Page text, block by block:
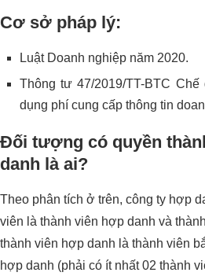
Cơ sở pháp lý:
Luật Doanh nghiệp năm 2020.
Thông tư 47/2019/TT-BTC
dụng phí cung cấp thông tin
Đối tượng có quyền
danh là ai?
Theo phân tích ở trên, công ty hợp
viên là thành viên hợp danh và
thành viên hợp danh là thành viên
hợp danh (phải có ít nhất 02 thành